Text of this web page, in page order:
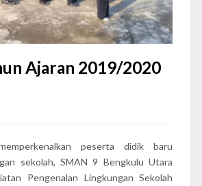
Ajaran 2019/2020
peserta didik baru
sekolah, SMAN 9 Bengkulu Utara
Pengenalan Lingkungan Sekolah